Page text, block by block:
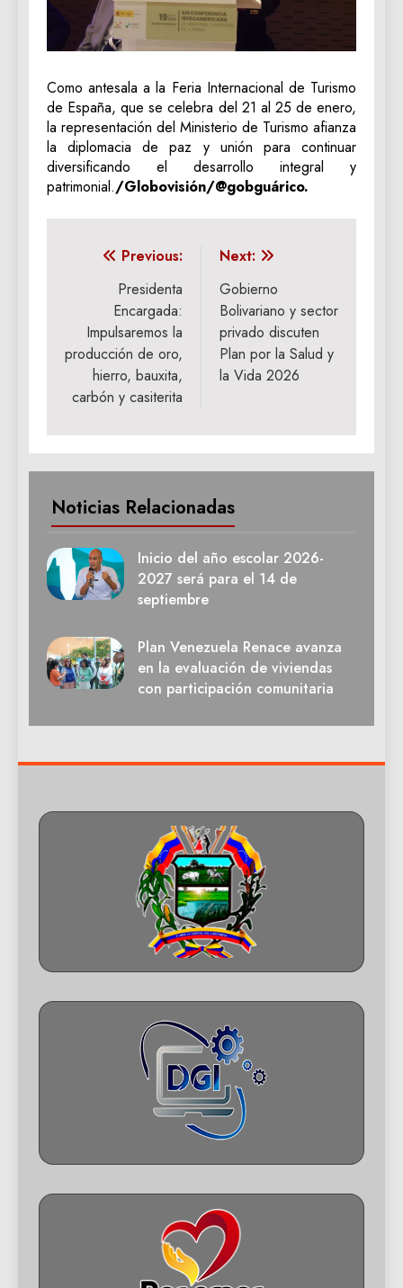
Como antesala a la Feria Internacional de Turismo
de España, que se celebra del 21 al 25 de enero,
la representación del Ministerio de Turismo afianza
la diplomacia de paz y unión para continuar
diversificando el desarrollo integral y
patrimonial./Globovisión/@gobguárico.
Navegación
entradas
Previous:
Presidenta
Encargada:
Impulsaremos la
producción de oro,
hierro, bauxita,
carbón y casiterita
Next:
Gobierno
Bolivariano y sector
privado discuten
Plan por la Salud y
la Vida 2026
Noticias Relacionadas
Inicio del año escolar 2026-
2027 será para el 14 de
septiembre
Plan Venezuela Renace avanza
en la evaluación de viviendas
con participación comunitaria